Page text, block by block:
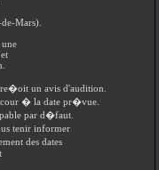
Mars).
un avis d'audition.
� la date pr�vue.
par d�faut.
tenir informer
des dates